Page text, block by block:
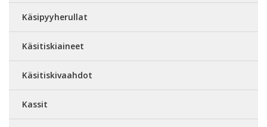
Käsipyyherullat
Käsitiskiaineet
Käsitiskivaahdot
Kassit